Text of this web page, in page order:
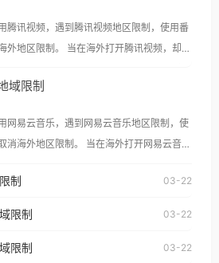
腾讯视频，遇到腾讯视频地区限制，使用番
。 当在海外打开腾讯视频，却突
乐平台一样，出现地区及版权限制问题，且
区播放。 遇到这个问题的朋友们，
回国加速器，即可解决「海外用户收听腾讯
国、加拿大、澳大利亚、欧洲等国家和地区
困扰。
域限制
网易云音乐，遇到网易云音乐地区限制，使
地区限制。 当在海外打开网易云音
如香港、澳门、台湾、美
大、澳大利亚、欧洲等国家和地区时，网易
仅能在中国大陆地区播放。 遇到这个问题
制 03-22
限制 03-22
限制 03-22